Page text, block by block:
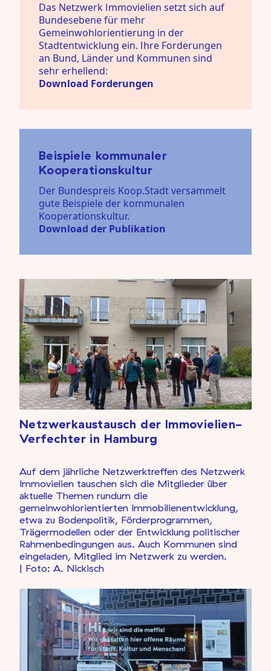
Das Netzwerk Immovielien setzt sich auf
Bundesebene für mehr
Gemeinwohlorientierung in der
Stadtentwicklung ein. Ihre Forderungen
an Bund, Länder und Kommunen sind
sehr erhellend:
Download Forderungen
Beispiele kommunaler
Kooperationskultur
Der Bundespreis Koop.Stadt versammelt
gute Beispiele der kommunalen
Kooperationskultur.
Download der Publikation
Netzwerkaustausch der Immovielien-
Verfechter in Hamburg
Auf dem jährliche Netzwerktreffen des Netzwerk
Immovielien tauschen sich die Mitglieder über
aktuelle Themen rundum die
gemeinwohlorientierten Immobilienentwicklung,
etwa zu Bodenpolitik, Förderprogrammen,
Trägermodellen oder der Entwicklung politischer
Rahmenbedingungen aus. Auch Kommunen sind
eingeladen, Mitglied im Netzwerk zu werden.
| Foto: A. Nickisch